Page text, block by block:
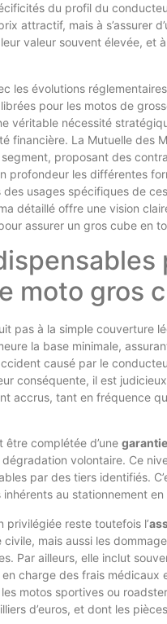
du profil du
attractif, mais à s’assurer
valeur souvent élevée, et
les évolutions
pour les motos de
véritable nécessité
financière. La Mutuelle des
proposant des
profondeur les différentes
usages spécifiques de
détaillé offre une vision
assurer un gros cube en
moto gros
pas à la simple couverture
la base minimale,
causé par le
conséquente, il est
accrus, tant en fréquence
être complétée d’une
volontaire. Ce
par des tiers identifiés.
au stationnement
privilégiée reste toutefois l’
mais aussi les
Par ailleurs, elle inclut
charge des frais médicaux
motos sportives ou
d’euros, et dont les